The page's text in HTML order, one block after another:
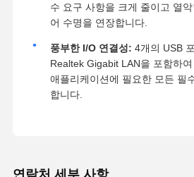
수 요구 사항을 크게 줄이고 열
어 수명을 연장합니다.
풍부한 I/O 연결성: 4개의 USB
Realtek Gigabit LAN을 포함하
애플리케이션에 필요한 모든 필
합니다.